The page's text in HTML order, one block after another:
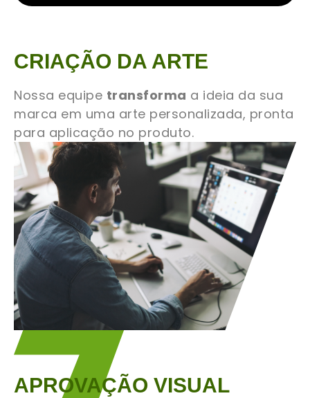
CRIAÇÃO DA ARTE
Nossa equipe transforma a ideia da sua
marca em uma arte personalizada, pronta
para aplicação no produto.
APROVAÇÃO VISUAL